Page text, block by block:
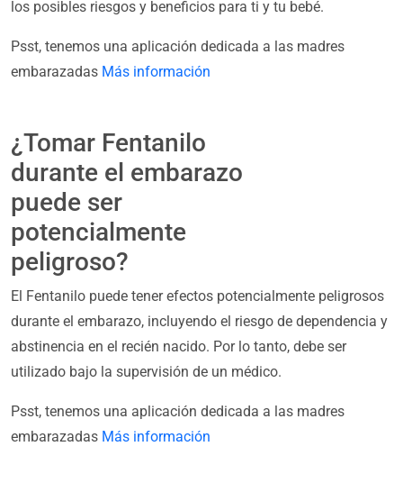
los posibles riesgos y beneficios para ti y tu bebé.
Psst, tenemos una aplicación dedicada a las madres
embarazadas Más información
¿Tomar Fentanilo
durante el embarazo
puede ser
potencialmente
peligroso?
El Fentanilo puede tener efectos potencialmente peligrosos
durante el embarazo, incluyendo el riesgo de dependencia y
abstinencia en el recién nacido. Por lo tanto, debe ser
utilizado bajo la supervisión de un médico.
Psst, tenemos una aplicación dedicada a las madres
embarazadas Más información